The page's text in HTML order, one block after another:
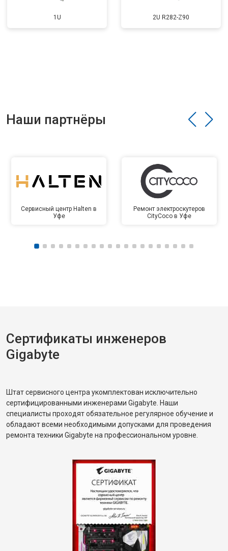
1U 2U R282-Z90
Наши партнёры
Сервисный центр Halten в
Уфе
Ремонт электроскутеров
CityCoco в Уфе
Сертификаты инженеров
Gigabyte
Штат сервисного центра укомплектован исключительно
сертифицированными инженерами Gigabyte. Наши
специалисты проходят обязательное регулярное обучение и
обладают всеми необходимыми допусками для проведения
ремонта техники Gigabyte на профессиональном уровне.